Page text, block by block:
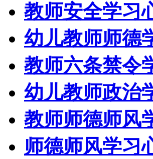
教师安全学习
幼儿教师师德
教师六条禁令
幼儿教师政治
教师师德师风
师德师风学习